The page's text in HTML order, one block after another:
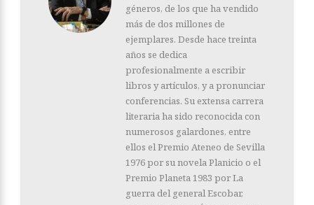
géneros, de los que ha vendido
más de dos millones de
ejemplares. Desde hace treinta
años se dedica
profesionalmente a escribir
libros y artículos, y a pronunciar
conferencias. Su extensa carrera
literaria ha sido reconocida con
numerosos galardones, entre
ellos el Premio Ateneo de Sevilla
1976 por su novela Planicio o el
Premio Planeta 1983 por La
guerra del general Escobar,